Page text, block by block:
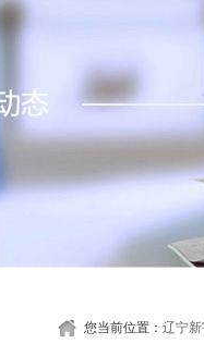
您当前位置： 辽宁新